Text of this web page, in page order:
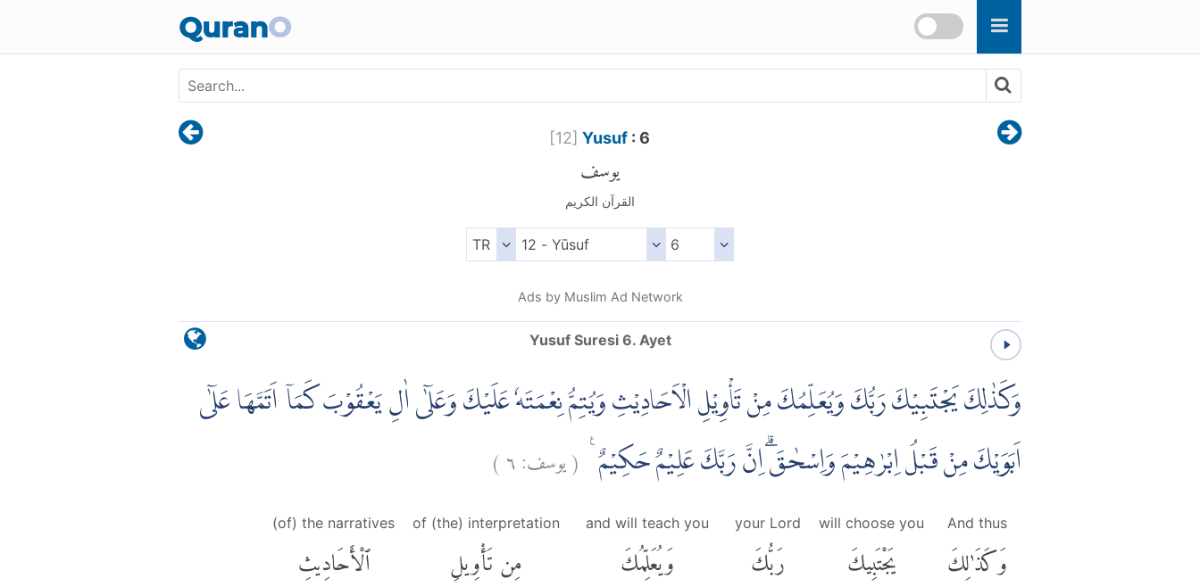
QuranO
[12] Yusuf : 6
يوسف
القرآن الكريم
Ads by Muslim Ad Network
Yusuf Suresi 6. Ayet
وَكَذٰلِكَ يَجْتَبِيْكَ رَبُّكَ وَيُعَلِّمُكَ مِنْ تَأْوِيْلِ الْاَحَادِيْثِ وَيُتِمُّ نِعْمَتَهٗ عَلَيْكَ وَعَلٰٓى اٰلِ يَعْقُوْبَ كَمَآ اَتَمَّهَا عَلٰٓى
اَبَوَيْكَ مِنْ قَبْلُ اِبْرٰهِيْمَ وَاِسْحٰقَۗ اِنَّ رَبَّكَ عَلِيْمٌ حَكِيْمٌ ࣖ (يوسف:٦)
And thus
وَكَذَٰلِكَ
will choose you
يَجْتَبِيكَ
your Lord
رَبُّكَ
and will teach you
وَيُعَلِّمُكَ
of (the) interpretation
مِن تَأْوِيلِ
(of) the narratives
ٱلْأَحَادِيثِ